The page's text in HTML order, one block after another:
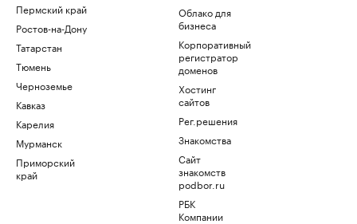
Пермский край
Ростов-на-Дону
Татарстан
Тюмень
Черноземье
Кавказ
Карелия
Мурманск
Приморский
край
Облако для
бизнеса
Корпоративный
регистратор
доменов
Хостинг
сайтов
Рег.решения
Знакомства
Сайт
знакомств
podbor.ru
РБК
Компании